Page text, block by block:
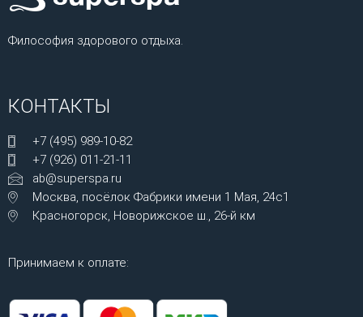
Философия здорового отдыха.
КОНТАКТЫ
+7 (495) 989-10-82
+7 (926) 011-21-11
ab@superspa.ru
Москва, посёлок Фабрики имени 1 Мая, 24с1
Красногорск, Новорижское ш., 26-й км
Принимаем к оплате: